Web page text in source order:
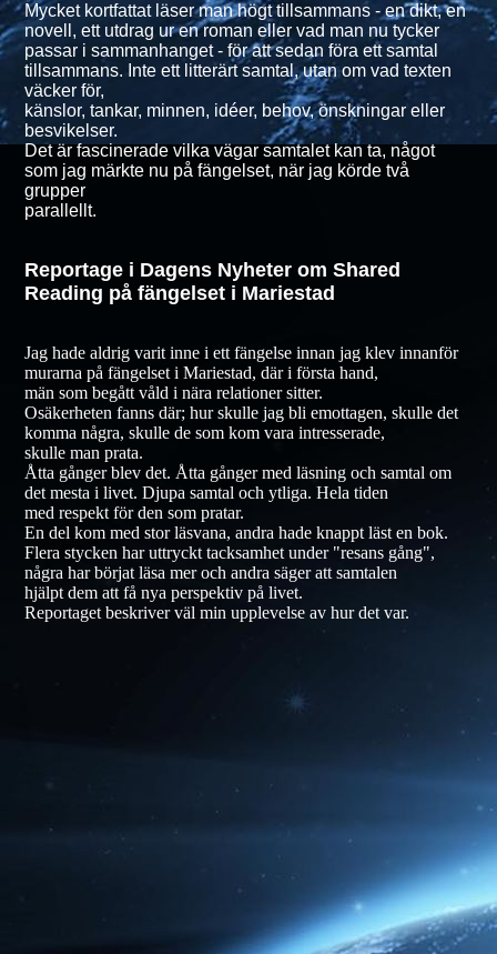
Mycket kortfattat läser man högt tillsammans - en dikt, en
novell, ett utdrag ur en roman eller vad man nu tycker
passar i sammanhanget - för att sedan föra ett samtal
tillsammans. Inte ett litterärt samtal, utan om vad texten
väcker för,
känslor, tankar, minnen, idéer, behov, önskningar eller
besvikelser.
Det är fascinerade vilka vägar samtalet kan ta, något
som jag märkte nu på fängelset, när jag körde två
grupper
parallellt.
Reportage i Dagens Nyheter om Shared
Reading på fängelset i Mariestad
Jag hade aldrig varit inne i ett fängelse innan jag klev innanför
murarna på fängelset i Mariestad, där i första hand,
män som begått våld i nära relationer sitter.
Osäkerheten fanns där; hur skulle jag bli emottagen, skulle det
komma några, skulle de som kom vara intresserade,
skulle man prata.
Åtta gånger blev det. Åtta gånger med läsning och samtal om
det mesta i livet. Djupa samtal och ytliga. Hela tiden
med respekt för den som pratar.
En del kom med stor läsvana, andra hade knappt läst en bok.
Flera stycken har uttryckt tacksamhet under "resans gång",
några har börjat läsa mer och andra säger att samtalen
hjälpt dem att få nya perspektiv på livet.
Reportaget beskriver väl min upplevelse av hur det var.